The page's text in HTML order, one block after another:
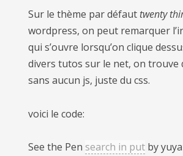
Sur le thème par défaut twenty
wordpress, on peut remarquer
qui s’ouvre lorsqu’on clique
divers tutos sur le net, on trouve
sans aucun js, juste du css.
voici le code:
See the Pen search in put by